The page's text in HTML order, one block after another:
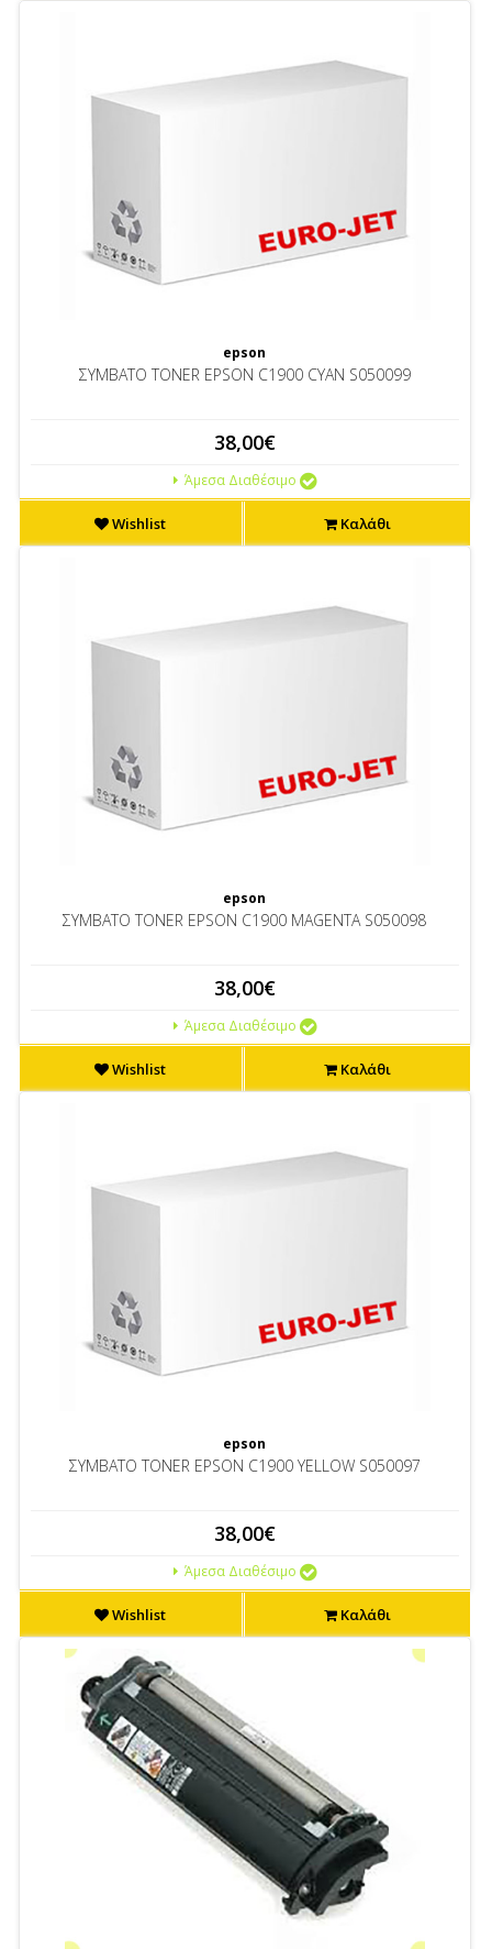
epson
ΣΥΜΒΑΤΟ TONER EPSON C1900 CYAN S050099
38,00€
Άμεσα Διαθέσιμο
Wishlist Καλάθι
epson
ΣΥΜΒΑΤΟ TONER EPSON C1900 MAGENTA S050098
38,00€
Άμεσα Διαθέσιμο
Wishlist Καλάθι
epson
ΣΥΜΒΑΤΟ TONER EPSON C1900 YELLOW S050097
38,00€
Άμεσα Διαθέσιμο
Wishlist Καλάθι